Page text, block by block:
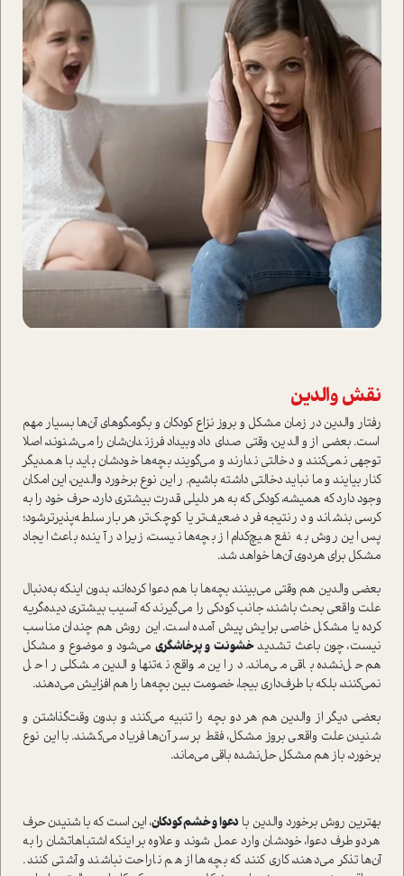
نقش والدين
رفتار والدين در زمان مشكل و بروز نزاع كودكان و بگو‌مگو‌هاي آن‌ها بسیار مهم
ا‌ست. بعضي از والدين، وقتي صداي داد‌وبيداد فرزندان‌شان را مي‌شنوند، اصلا
توجهي نمي‌كنند و دخالتي ندارند و مي‌گويند بچه‌ها خودشان بايد با همديگر
كنار بيايند و ما نبايد دخالتي داشته باشيم. ر این نوع برخورد والدین، اين امكان
وجود دارد که همیشه، كودكي كه به هر دليلي قدرت بيشتري دارد، حرف خود را به
كرسي بنشاند و در‌نتیجه ‌فرد ضعيف‌تر يا كوچك‌تر، هر‌بار سلطه‌پذير‌ترشود؛
پس اين روش به ‌نفع هيچ‌كدام از بچه‌ها نيست، زيرا در آينده باعث ايجاد
مشكل براي هر‌دوی آن‌ها خواهد شد.
بعضي والدين هم وقتی مي‌بينند بچه‌ها با هم دعوا كرده‌اند، بدون اينكه به‌دنبال
علت واقعي بحث باشند، جانب كودكي را مي‌گيرند كه آسيب بيشتري ديده،گريه
كرده يا مشكل خاصي برايش پيش آمده ا‌ست. اين روش هم چندان مناسب
نيست، چون باعث تشديدخشونت و پرخاشگري مي‌شود و موضوع و مشكل
هم حل‌نشده باقي مي‌ماند. در اين مواقع، نه‌تنها والدين مشكلي را حل
نمي‌كنند، بلكه با طرف‌داري بيجا، خصومت بين بچه‌ها را هم افزایش می‌دهند.
بعضي ديگر از والدين هم هر د‌و بچه را تنبيه مي‌كنند و بدون وقت‌گذاشتن و
شنيدن علت واقعي بروز مشكل، فقط بر سر آن‌ها فریاد می‌کشند. با اين نوع
برخورد، باز هم مشكل حل‌نشده باقي مي‌ماند.
بهترين روش برخورد والدین با دعوا و خشم کودکان، اين ا‌ست كه با شنيدن حرف
هر‌دو طرف دعوا، خودشان وارد عمل شوند و علاوه بر اينكه اشتباهاتشان را به
آن‌ها تذكر مي‌دهند، كاري كنند كه بچه‌ها از هم ناراحت نباشند و آشتي كنند.